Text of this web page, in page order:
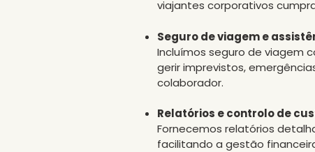
viajantes corporativos
Seguro de viagem e
Incluímos seguro de viagem
gerir imprevistos,
colaborador.
Relatórios e controlo de
Fornecemos relatórios
facilitando a gestão